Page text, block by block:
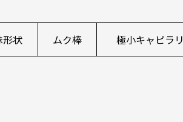
形状 ムク棒 極小キャピラリ